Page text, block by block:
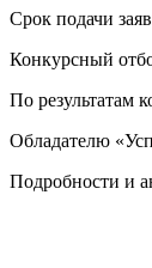
Срок подачи
Конкурсный
По результатам
Обладателю
Подробности и